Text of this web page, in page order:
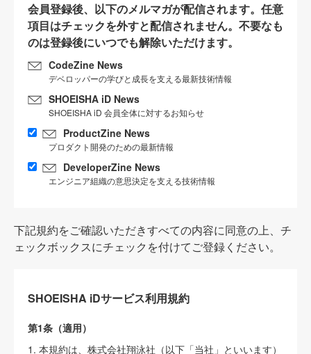
会員登録後、以下のメルマガが配信されます。任意
項目はチェックを外すと配信されません。不要なも
のは登録後にいつでも解除いただけます。
CodeZine News
デベロッパーの学びと成長を支える最新技術情報
SHOEISHA iD News
SHOEISHA iD 会員全体に対するお知らせ
ProductZine News
プロダクト開発のための最新情報
DeveloperZine News
エンジニア組織の意思決定を支える技術情報
下記規約をご確認いただきすべての内容に同意の上、チ
ェックボックスにチェックを付けてご登録ください。
SHOEISHA iDサービス利用規約
第1条（適用）
1. 本規約は、株式会社翔泳社（以下「当社」といいます）